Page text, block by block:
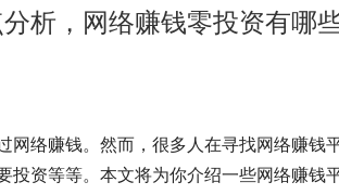
析，网络赚钱零投资有哪
络赚钱。然而，很多人在寻找网络赚钱
资等等。本文将为你介绍一些网络赚钱